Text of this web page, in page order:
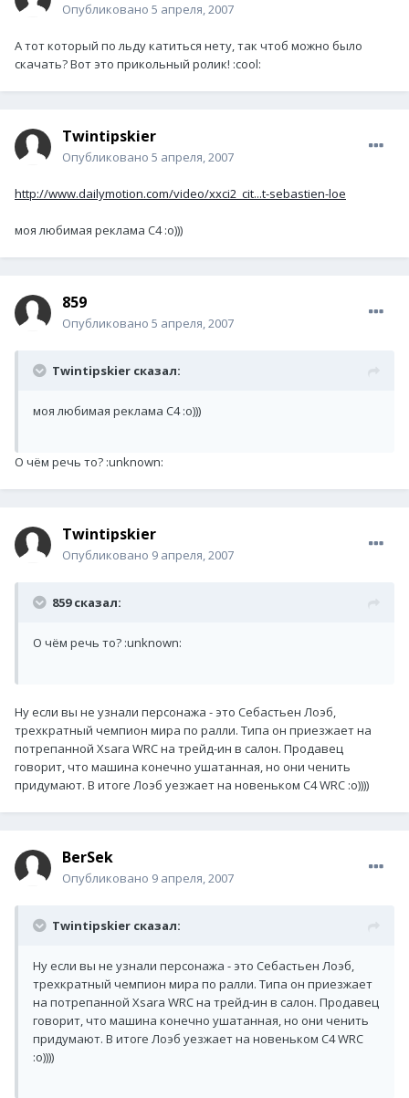
Опубликовано 5 апреля, 2007
А тот который по льду катиться нету, так чтоб можно было
скачать? Вот это прикольный ролик! :cool:
Twintipskier
Опубликовано 5 апреля, 2007
http://www.dailymotion.com/video/xxci2_cit...t-sebastien-loe
моя любимая реклама С4 :о)))
859
Опубликовано 5 апреля, 2007
Twintipskier сказал:
моя любимая реклама С4 :о)))
О чём речь то? :unknown:
Twintipskier
Опубликовано 9 апреля, 2007
859 сказал:
О чём речь то? :unknown:
Ну если вы не узнали персонажа - это Себастьен Лоэб,
трехкратный чемпион мира по ралли. Типа он приезжает на
потрепанной Xsara WRC на трейд-ин в салон. Продавец
говорит, что машина конечно ушатанная, но они ченить
придумают. В итоге Лоэб уезжает на новеньком С4 WRC :о))))
BerSek
Опубликовано 9 апреля, 2007
Twintipskier сказал:
Ну если вы не узнали персонажа - это Себастьен Лоэб,
трехкратный чемпион мира по ралли. Типа он приезжает
на потрепанной Xsara WRC на трейд-ин в салон. Продавец
говорит, что машина конечно ушатанная, но они ченить
придумают. В итоге Лоэб уезжает на новеньком С4 WRC
:о))))